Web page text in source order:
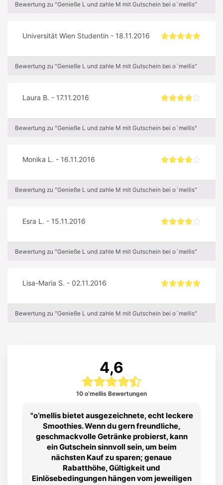
Bewertung zu "Genieße L und zahle M mit Gutschein bei o´mellis"
Universität Wien Studentin - 18.11.2016
Bewertung zu "Genieße L und zahle M mit Gutschein bei o´mellis"
Laura B. - 17.11.2016
Bewertung zu "Genieße L und zahle M mit Gutschein bei o´mellis"
Monika L. - 16.11.2016
Bewertung zu "Genieße L und zahle M mit Gutschein bei o´mellis"
Esra L. - 15.11.2016
Bewertung zu "Genieße L und zahle M mit Gutschein bei o´mellis"
Lisa-Maria S. - 02.11.2016
Bewertung zu "Genieße L und zahle M mit Gutschein bei o´mellis"
4,6
10 o’mellis Bewertungen
o’mellis bietet ausgezeichnete, echt leckere
Smoothies. Wenn du gern freundliche,
geschmackvolle Getränke probierst, kann
ein Gutschein sinnvoll sein, um beim
nächsten Kauf zu sparen; genaue
Rabatthöhe, Gültigkeit und
Einlösebedingungen hängen vom jeweiligen